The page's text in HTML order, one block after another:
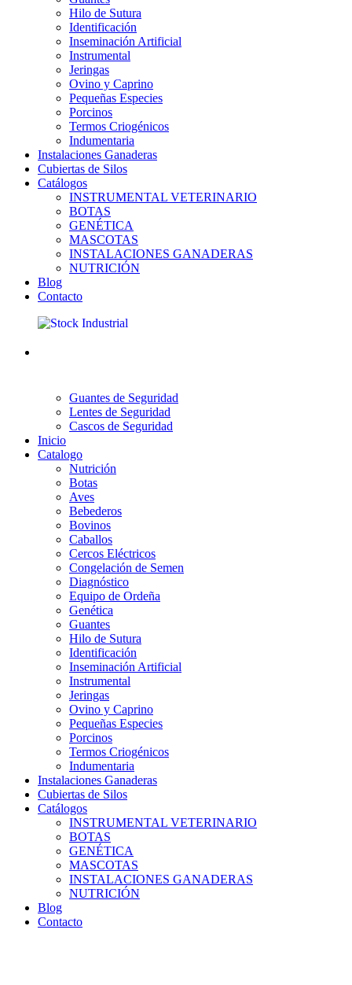
Hilo de Sutura
Identificación
Inseminación Artificial
Instrumental
Jeringas
Ovino y Caprino
Pequeñas Especies
Porcinos
Termos Criogénicos
Indumentaria
Instalaciones Ganaderas
Cubiertas de Silos
Catálogos
INSTRUMENTAL VETERINARIO
BOTAS
GENÉTICA
MASCOTAS
INSTALACIONES GANADERAS
NUTRICIÓN
Blog
Contacto
Guantes de Seguridad
Lentes de Seguridad
Cascos de Seguridad
Inicio
Catalogo
Nutrición
Botas
Aves
Bebederos
Bovinos
Caballos
Cercos Eléctricos
Congelación de Semen
Diagnóstico
Equipo de Ordeña
Genética
Guantes
Hilo de Sutura
Identificación
Inseminación Artificial
Instrumental
Jeringas
Ovino y Caprino
Pequeñas Especies
Porcinos
Termos Criogénicos
Indumentaria
Instalaciones Ganaderas
Cubiertas de Silos
Catálogos
INSTRUMENTAL VETERINARIO
BOTAS
GENÉTICA
MASCOTAS
INSTALACIONES GANADERAS
NUTRICIÓN
Blog
Contacto